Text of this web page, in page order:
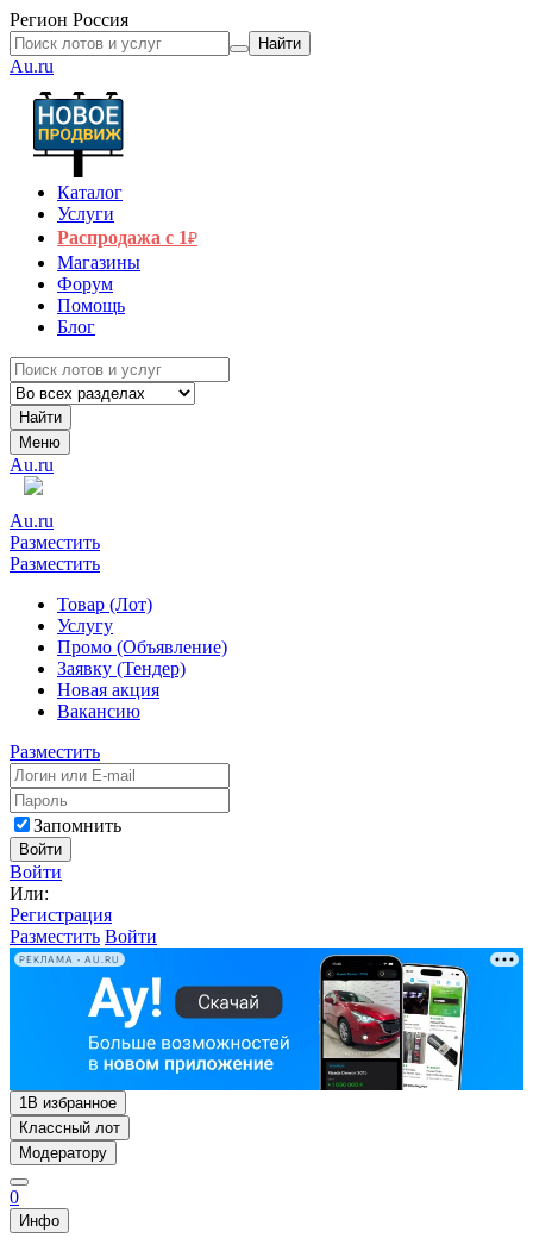
Регион Россия
Найти
Au.ru
Каталог
Услуги
Распродажа с 1₽
Магазины
Форум
Помощь
Блог
Найти
Меню
Au.ru
Au.ru
Разместить
Разместить
Товар (Лот)
Услугу
Промо (Объявление)
Заявку (Тендер)
Новая акция
Вакансию
Разместить
Запомнить
Войти
Войти
Или:
Регистрация
Разместить Войти
РЕКЛАМА • AU.RU
1В избранное
Классный лот
Модератору
0
Инфо